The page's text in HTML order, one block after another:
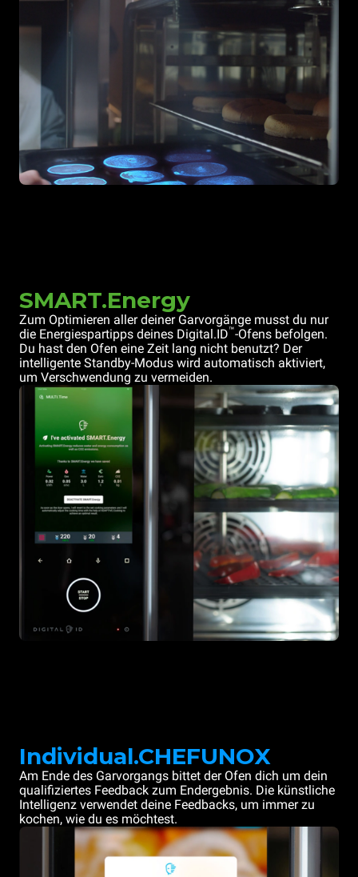
SMART.Energy
Zum Optimieren aller deiner Garvorgänge musst du nur
die Energiespartipps deines Digital.ID™-Ofens befolgen.
Du hast den Ofen eine Zeit lang nicht benutzt? Der
intelligente Standby-Modus wird automatisch aktiviert,
um Verschwendung zu vermeiden.
Individual.CHEFUNOX
Am Ende des Garvorgangs bittet der Ofen dich um dein
qualifiziertes Feedback zum Endergebnis. Die künstliche
Intelligenz verwendet deine Feedbacks, um immer zu
kochen, wie du es möchtest.